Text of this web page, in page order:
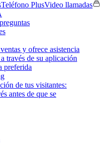
Teléfono PlusVideo llamadas
y ofrece asistencia
través de su aplicación
preferida
de tus visitantes:
antes de que se